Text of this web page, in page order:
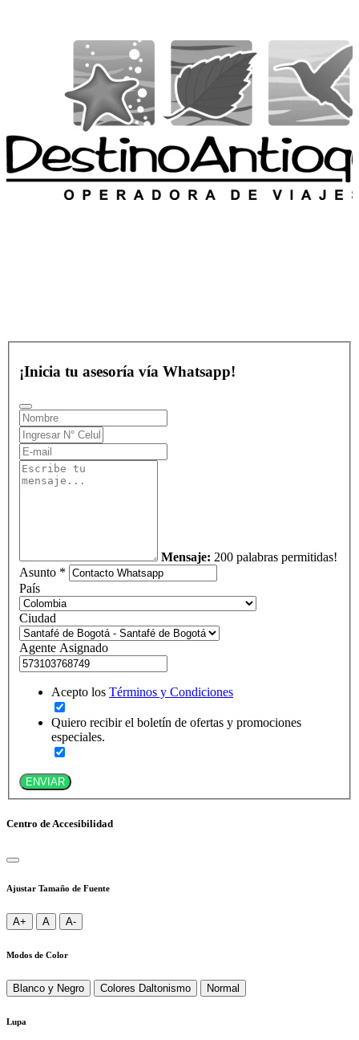
¡Inicia tu asesoría vía Whatsapp!
Mensaje: 200 palabras permitidas!
Asunto *
País
Ciudad
Agente Asignado
Acepto los Términos y Condiciones
Quiero recibir el boletín de ofertas y promociones
especiales.
ENVIAR
Centro de Accesibilidad
Ajustar Tamaño de Fuente
A+ A A-
Modos de Color
Blanco y Negro Colores Daltonismo Normal
Lupa